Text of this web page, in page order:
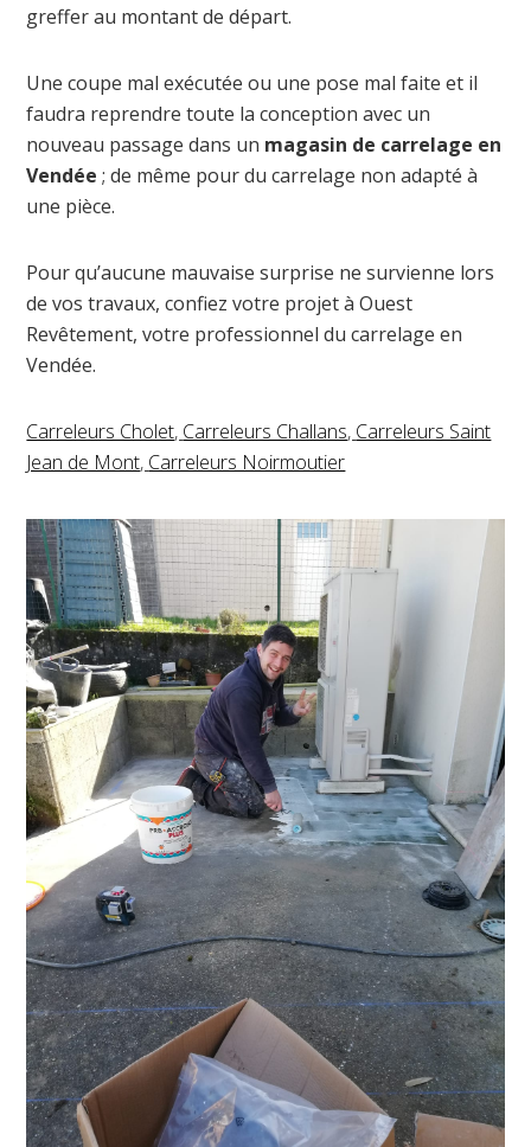
greffer au montant de départ.
Une coupe mal exécutée ou une pose mal faite et il
faudra reprendre toute la conception avec un
nouveau passage dans un magasin de carrelage en
Vendée ; de même pour du carrelage non adapté à
une pièce.
Pour qu’aucune mauvaise surprise ne survienne lors
de vos travaux, confiez votre projet à Ouest
Revêtement, votre professionnel du carrelage en
Vendée.
Carreleurs Cholet, Carreleurs Challans, Carreleurs Saint
Jean de Mont, Carreleurs Noirmoutier